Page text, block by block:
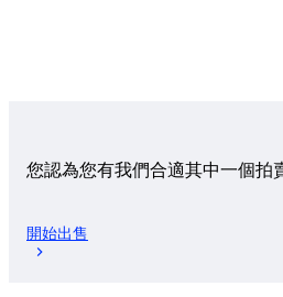
您認為您有我們合適其中一個拍
開始出售